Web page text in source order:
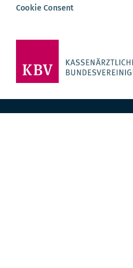
Cookie Consent